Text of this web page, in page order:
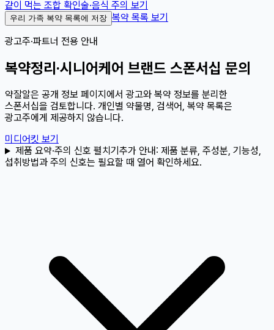
같이 먹는 조합 확인술·음식 주의 보기
우리 가족 복약 목록에 저장 복약 목록 보기
광고주·파트너 전용 안내
복약정리·시니어케어 브랜드 스폰서십 문의
약잘알은 공개 정보 페이지에서 광고와 복약 정보를 분리한
스폰서십을 검토합니다. 개인별 약물명, 검색어, 복약 목록은
광고주에게 제공하지 않습니다.
미디어킷 보기
제품 요약·주의 신호 펼치기 추가 안내: 제품 분류, 주성분, 기능성,
섭취방법과 주의 신호는 필요할 때 열어 확인하세요.